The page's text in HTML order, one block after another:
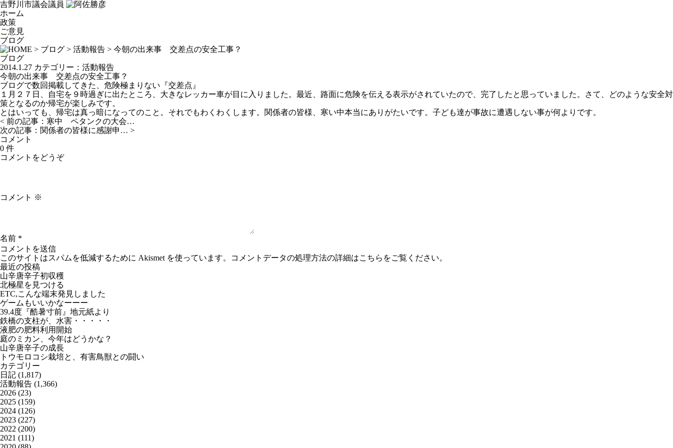
吉野川市議会議員
ホーム
政策
ご意見
ブログ
> ブログ > 活動報告 > 今朝の出来事 交差点の安全工事？
ブログ
2014.1.27 カテゴリー： 活動報告
今朝の出来事 交差点の安全工事？
ブログで数回掲載してきた、危険極まりない『交差点』
１月２７日、自宅を９時過ぎに出たところ、大きなレッカー車が目に入りました。最近、路面に危険を伝える表示がされていたので、完了したと思っていました。さて、どのような安全対
策となるのか帰宅が楽しみです。
とはいっても、帰宅は真っ暗になってのこと。それでもわくわくします。関係者の皆様、寒い中本当にありがたいです。子ども達が事故に遭遇しない事が何よりです。
< 前の記事： 寒中 ペタンクの大会…
次の記事： 関係者の皆様に感謝申… >
コメント
0 件
コメントをどうぞ
コメント ※
名前 *
このサイトはスパムを低減するために Akismet を使っています。 コメントデータの処理方法の詳細はこちらをご覧ください。
最近の投稿
山辛唐辛子初収穫
北極星を見つける
ETC,こんな端末発見しました
ゲームもいいかなーーー
39.4度『酷暑寸前』地元紙より
鉄橋の支柱が、水害・・・・・
液肥の肥料利用開始
庭のミカン、今年はどうかな？
山辛唐辛子の成長
トウモロコシ栽培と、有害鳥獣との闘い
カテゴリー
日記 (1,817)
活動報告 (1,366)
2026 (23)
2025 (159)
2024 (126)
2023 (227)
2022 (200)
2021 (111)